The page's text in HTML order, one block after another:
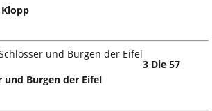
3 Die 57
und Burgen der Eifel